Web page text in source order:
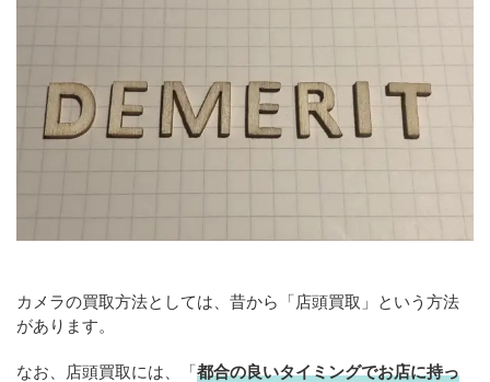
カメラの買取方法としては、昔から「店頭買取」という方法
があります。
なお、店頭買取には、「都合の良いタイミングでお店に持っ